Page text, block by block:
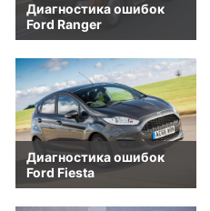
Диагностика ошибок
Ford Ranger
Диагностика ошибок
Ford Fiesta